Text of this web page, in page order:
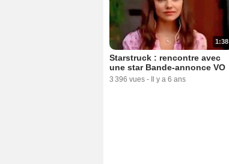
1:38
Starstruck : rencontre avec
une star Bande-annonce VO
3 396 vues - Il y a 6 ans